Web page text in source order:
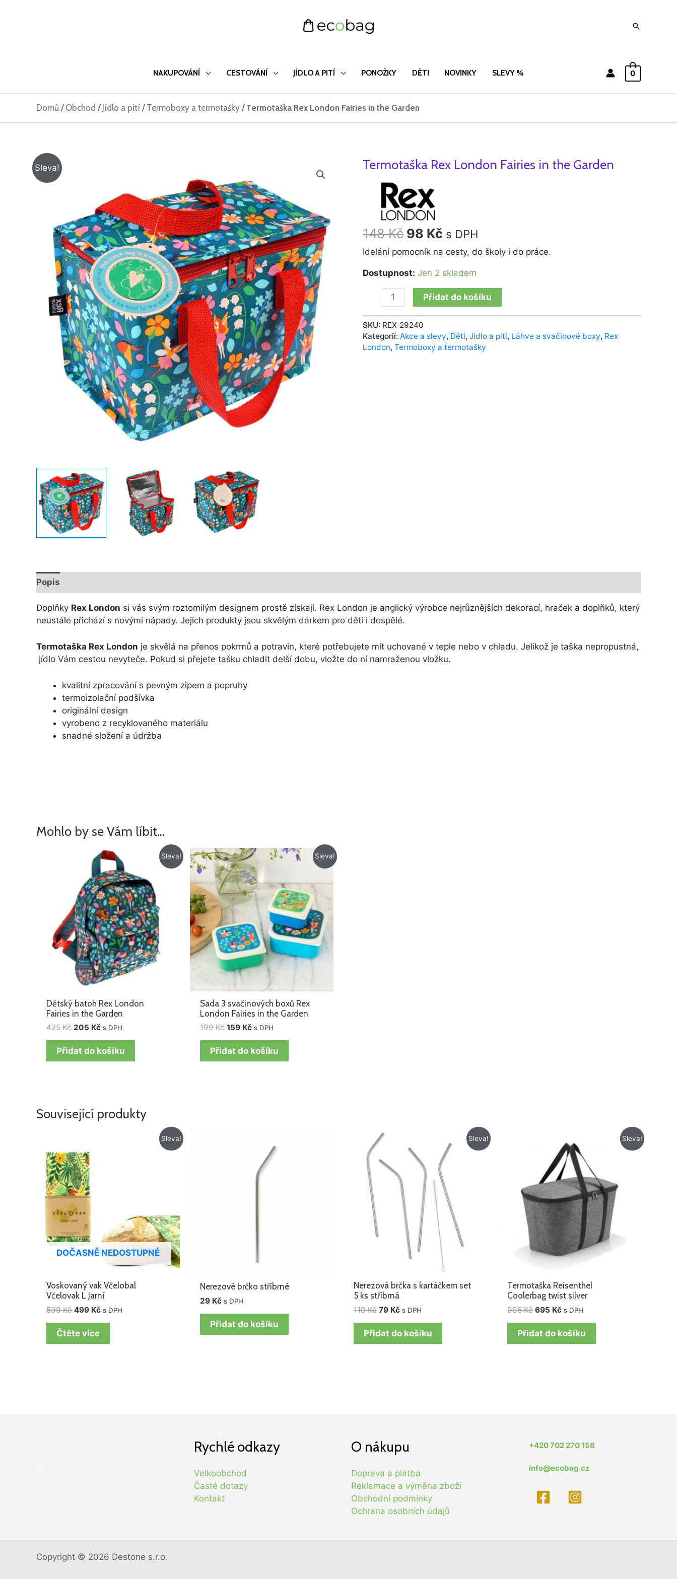
Hledat
NAKUPOVÁNÍ CESTOVÁNÍ JÍDLO A PITÍ PONOŽKY DĚTI NOVINKY SLEVY % 0
Domů / Obchod / Jídlo a pití / Termoboxy a termotašky / Termotaška Rex London Fairies in the Garden
Sleva! Termotaška Rex London Fairies in the Garden
148Kč
Původní
cena
byla:
148 Kč.
98 Kč
Aktuální
s DPH
Idelání pomocník na cesty, do školy i do práce.
Dostupnost: Jen 2 skladem
Termotaška
London
Fairies
Garden
množství
Přidat do košíku
SKU: REX-29240
Kategorií: Akce a slevy, Děti, Jídlo a pití, Láhve a svačinové boxy, Rex
London, Termoboxy a termotašky
Popis
Doplňky Rex London si vás svým roztomilým designem prostě získají. Rex London je anglický výrobce nejrůznějších dekorací, hraček a doplňků, který
neustále přichází s novými nápady. Jejich produkty jsou skvělým dárkem pro děti i dospělé.
Termotaška Rex London je skvělá na přenos pokrmů a potravin, které potřebujete mít uchované v teple nebo v chladu. Jelikož je taška nepropustná,
jídlo Vám cestou nevyteče. Pokud si přejete tašku chladit delší dobu, vložte do ní namraženou vložku.
kvalitní zpracování s pevným zipem a popruhy
termoizolační podšívka
originální design
vyrobeno z recyklovaného materiálu
snadné složení a údržba
Mohlo by se Vám líbit…
Sleva!
Dětský batoh Rex London
Fairies in the Garden
425Kč
Původní
cena
425 Kč.
205 Kč
Aktuální
cena
je:
205 Kč.
s DPH
Přidat do košíku
Sleva!
Sada 3 svačinových boxů Rex
London Fairies in the Garden
199Kč
Původní
cena
byla:
199 Kč.
159 Kč
Aktuální
cena
je:
159 Kč.
s DPH
Přidat do košíku
Související produkty
Sleva!
DOČASNĚ NEDOSTUPNÉ
Voskovaný vak Včelobal
Včelovak L Jarní
599Kč
byla:
599 Kč.
499 Kč s DPH
Čtěte více
Nerezové brčko stříbrné
29 Kč s DPH
Přidat do košíku
Sleva!
Nerezová brčka s kartáčkem set
5 ks stříbrná
119Kč
Původní
cena
119 Kč.
79 Kč
je:
79 Kč.
s DPH
Přidat do košíku
Sleva!
Termotaška Reisenthel
Coolerbag twist silver
995Kč
995 Kč.
695 Kč
cena
je:
695 Kč.
s DPH
Přidat do košíku
Rychlé odkazy
Velkoobchod
Časté dotazy
Kontakt
O nákupu
Doprava a platba
Reklamace a výměna zboží
Obchodní podmínky
Ochrana osobních údajů
+420 702 270 158
info@ecobag.cz
Copyright © 2026 Destone s.r.o.